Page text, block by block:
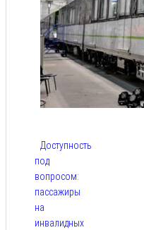
Доступность
под
вопросом:
пассажиры
на
инвалидных